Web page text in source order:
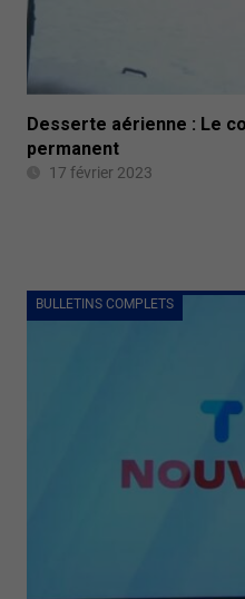
Desserte aérienne : Le
permanent
17 février 2023
BULLETINS COMPLETS